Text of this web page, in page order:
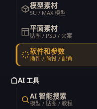
模型素材
SU / MAX 模型
平面素材
贴图 / PSD / 文案
软件和参数
插件 / 预设 / 配置
AI 工具
AI 智能搜索
模型 / 贴图 / 教程